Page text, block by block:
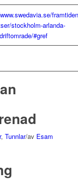
stockholm-arlanda-
#gref
, Tunnlar/av Esam